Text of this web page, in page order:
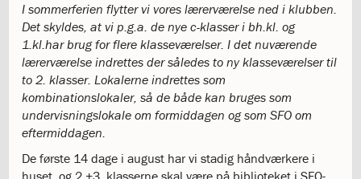
2.1:
Evaluering
af
undervisningen
2.2:
Tilsyn
med
skolen
2.3:
Faglige
mål
årsplaner
I sommerferien flytter vi vores lærerværelse ned i klubben.
Det skyldes, at vi p.g.a. de nye c-klasser i bh.kl. og
1.kl.har brug for flere klasseværelser. I det nuværende
lærerværelse indrettes der således to ny klasseværelser til
to 2. klasser. Lokalerne indrettes som
kombinationslokaler, så de både kan bruges som
undervisningslokale om formiddagen og som SFO om
eftermiddagen.
De første 14 dage i august har vi stadig håndværkere i
huset, og 2.+3. klasserne skal være på biblioteket i SFO-